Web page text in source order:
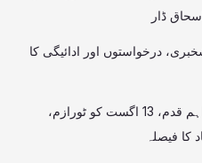
ڈار
درخواستوں اور ادائیگی کا
کالام میں سیاحت کے فروغ کے لیے اہم قدم، 13 اگست کو ٹورازم،
کا فیصلہ